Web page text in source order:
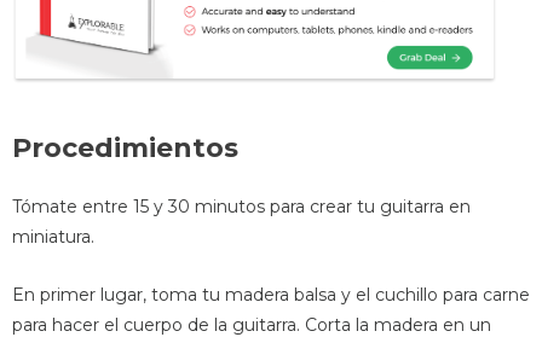
Procedimientos
Tómate entre 15 y 30 minutos para crear tu guitarra en
miniatura.
En primer lugar, toma tu madera balsa y el cuchillo para carne
para hacer el cuerpo de la guitarra. Corta la madera en un